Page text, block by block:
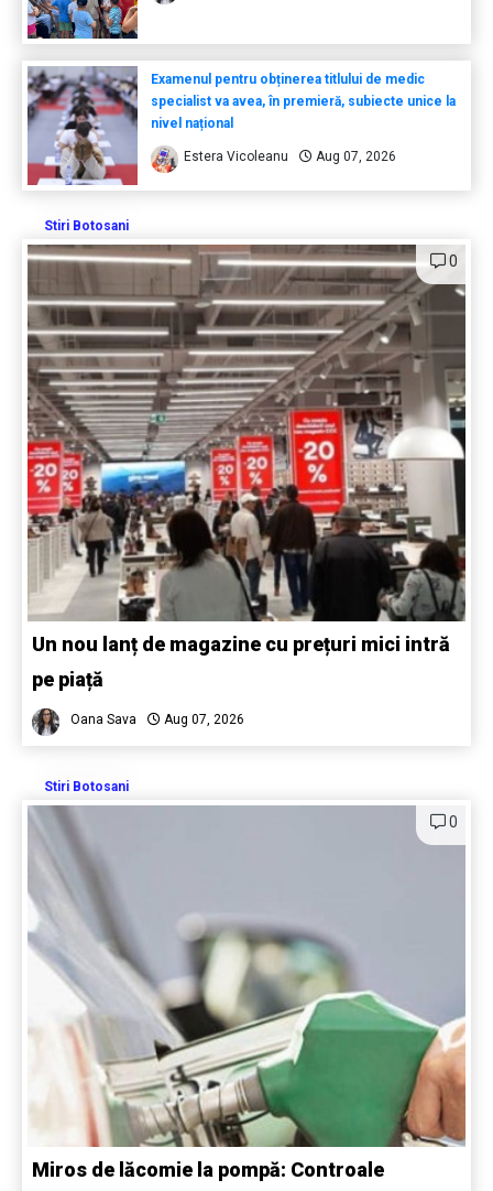
Examenul pentru obținerea titlului de medic
specialist va avea, în premieră, subiecte unice la
nivel național
Estera Vicoleanu Aug 07, 2026
Stiri Botosani
0
Un nou lanț de magazine cu prețuri mici intră
pe piață
Oana Sava Aug 07, 2026
Stiri Botosani
0
Miros de lăcomie la pompă: Controale